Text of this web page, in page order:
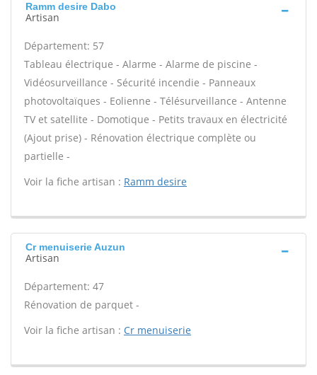
Ramm desire Dabo
Artisan
Département: 57
Tableau électrique - Alarme - Alarme de piscine -
Vidéosurveillance - Sécurité incendie - Panneaux
photovoltaïques - Eolienne - Télésurveillance - Antenne
TV et satellite - Domotique - Petits travaux en électricité
(Ajout prise) - Rénovation électrique complète ou
partielle -
Voir la fiche artisan : Ramm desire
Cr menuiserie Auzun
Artisan
Département: 47
Rénovation de parquet -
Voir la fiche artisan : Cr menuiserie